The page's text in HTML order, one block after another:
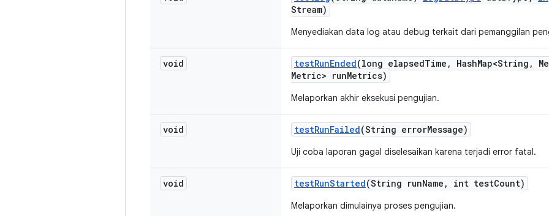
Stream)
Menyediakan data log atau debug terkait dari pemanggilan
void testRunEnded(long elapsedTime , HashMap<String ,
Metric> runMetrics)
Melaporkan akhir eksekusi pengujian.
void testRunFailed(String errorMessage)
Uji coba laporan gagal diselesaikan karena terjadi error fatal.
void testRunStarted(String runName , int testCount)
Melaporkan dimulainya proses pengujian.